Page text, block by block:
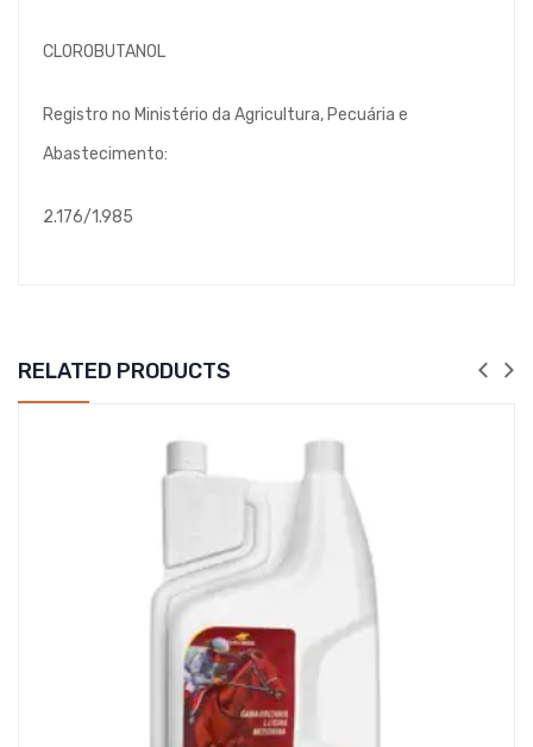
CLOROBUTANOL
Registro no Ministério da Agricultura, Pecuária e
Abastecimento:
2.176/1.985
RELATED PRODUCTS